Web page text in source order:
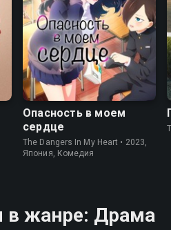
8.0 8.0
Опасность в моем
сердце
The Dangers In My Heart • 2023,
Япония, Комедия
в жанре: Драма